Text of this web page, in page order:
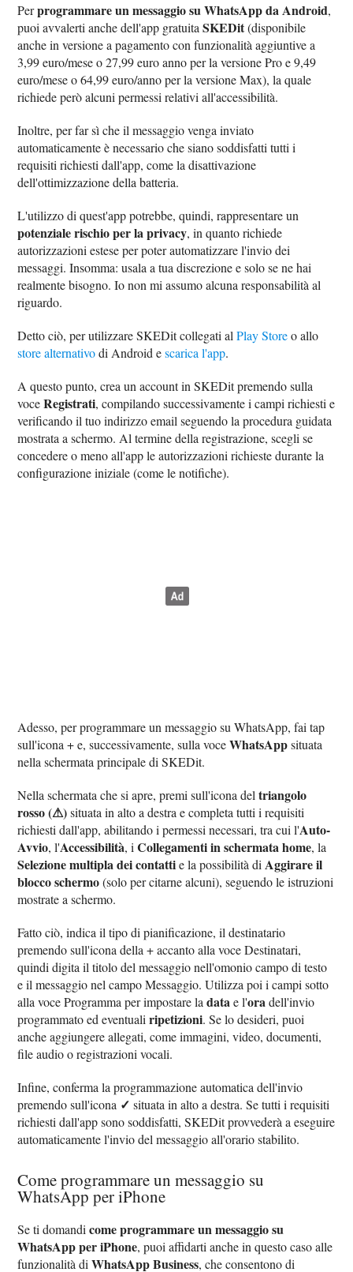
Perprogrammare un messaggio su WhatsApp da Android,
puoi avvalerti anche dell'app gratuitaSKEDit(disponibile
anche in versione a pagamento con funzionalità aggiuntive a
3,99 euro/mese o 27,99 euro anno per la versione Pro e 9,49
euro/mese o 64,99 euro/anno per la versione Max), la quale
richiede però alcuni permessi relativi all'accessibilità.
Inoltre, per far sì che il messaggio venga inviato
automaticamente è necessario che siano soddisfatti tutti i
requisiti richiesti dall'app, come la disattivazione
dell'ottimizzazione della batteria.
L'utilizzo di quest'app potrebbe, quindi, rappresentare un
potenziale rischio per la privacy, in quanto richiede
autorizzazioni estese per poter automatizzare l'invio dei
messaggi. Insomma: usala a tua discrezione e solo se ne hai
realmente bisogno. Io non mi assumo alcuna responsabilità al
riguardo.
Detto ciò, per utilizzare SKEDit collegati alPlay Storeo allo
store alternativodi Android escarica l'app.
A questo punto, crea un account in SKEDit premendo sulla
voceRegistrati, compilando successivamente i campi richiesti e
verificando il tuo indirizzo email seguendo la procedura guidata
mostrata a schermo. Al termine della registrazione, scegli se
concedere o meno all'app le autorizzazioni richieste durante la
configurazione iniziale (come le notifiche).
Adesso, per programmare un messaggio su WhatsApp, fai tap
sull'icona + e, successivamente, sulla voceWhatsAppsituata
nella schermata principale di SKEDit.
Nella schermata che si apre, premi sull'icona deltriangolo
rosso (⚠)situata in alto a destra e completa tutti i requisiti
richiesti dall'app, abilitando i permessi necessari, tra cui l'Auto-
Avvio, l'Accessibilità, iCollegamenti in schermata home, la
Selezione multipla dei contattie la possibilità diAggirare il
blocco schermo(solo per citarne alcuni), seguendo le istruzioni
mostrate a schermo.
Fatto ciò, indica il tipo di pianificazione, il destinatario
premendo sull'icona della + accanto alla voce Destinatari,
quindi digita il titolo del messaggio nell'omonio campo di testo
e il messaggio nel campo Messaggio. Utilizza poi i campi sotto
alla voce Programma per impostare ladatae l'oradell'invio
programmato ed eventualiripetizioni. Se lo desideri, puoi
anche aggiungere allegati, come immagini, video, documenti,
file audio o registrazioni vocali.
Infine, conferma la programmazione automatica dell'invio
premendo sull'icona ✓ situata in alto a destra. Se tutti i requisiti
richiesti dall'app sono soddisfatti, SKEDit provvederà a eseguire
automaticamente l'invio del messaggio all'orario stabilito.
Come programmare un messaggio su
WhatsApp per iPhone
Se ti domandicome programmare un messaggio su
WhatsApp per iPhone, puoi affidarti anche in questo caso alle
funzionalità diWhatsApp Business, che consentono di